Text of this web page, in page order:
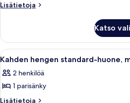
hengen
näköala
uima-
altaalle
kuvat
Lisätietoja
Lisätietoja
standard-
huone,
näköala
altaalle
Katso
Avaa
kaikki
huonetyypin
Kahden
hengen
5
Kahden hengen standard-huone,
2 henkilöä
1 parisänky
Lisätietoja
Lisätietoja